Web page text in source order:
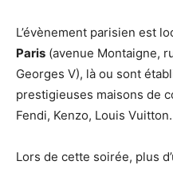
L’évènement parisien est
Paris (avenue Montaigne,
Georges V), là ou sont
prestigieuses maisons de
Fendi, Kenzo, Louis
Lors de cette soirée, plus